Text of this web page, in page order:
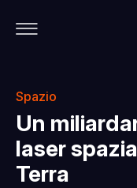
Spazio
Un
laser
Terra